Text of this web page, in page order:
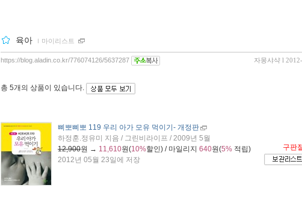
육아 ｌ 마이리스트
자몽샤샥 l
https://blog.aladin.co.kr/776074126/5637287
총 5개 의 상품이 있습니다.
삐뽀삐뽀 119 우리 아가 모유 먹이기 - 개정판
하정훈.정유미 지음 / 그린비라이프 / 2009년 5월
12,900원 → 11,610원(10%할인) / 마일리지 640원(5% 적립)
2012년 05월 23일에 저장
구판